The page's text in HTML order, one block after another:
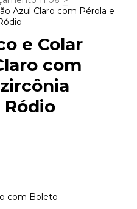
Azul Claro com Pérola e
e Colar
com
com Boleto